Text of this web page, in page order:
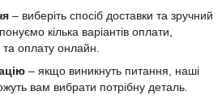
– виберіть спосіб доставки та зручний
кілька варіантів оплати,
оплату онлайн.
– якщо виникнуть питання, наші
вам вибрати потрібну деталь.